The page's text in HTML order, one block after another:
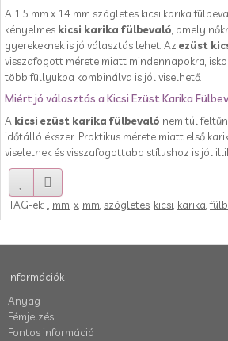
A 1.5 mm x 14 mm szögletes kicsi karika
kényelmes kicsi karika fülbevaló , amely
gyerekeknek is jó választás lehet. Az ezüst
visszafogott mérete miatt mindennapokra,
több füllyukba kombinálva is jól viselhető.
Miért jó választás a Kicsi Ezüst Karika
A kicsi ezüst karika fülbevaló nem túl
időtálló ékszer. Praktikus mérete miatt első
viseletnek és visszafogottabb stílushoz is jól
TAG-ek: mm x mm szögletes kicsi karika ,
Információk
Anyag
Fémjelzés
Fontos információ